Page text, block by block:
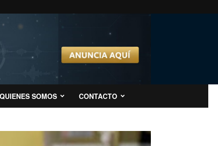
QUIENES SOMOS CONTACTO